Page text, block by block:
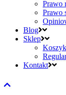
Prawo
Prawo
Blog
Sklep
Koszyk
Kontakt